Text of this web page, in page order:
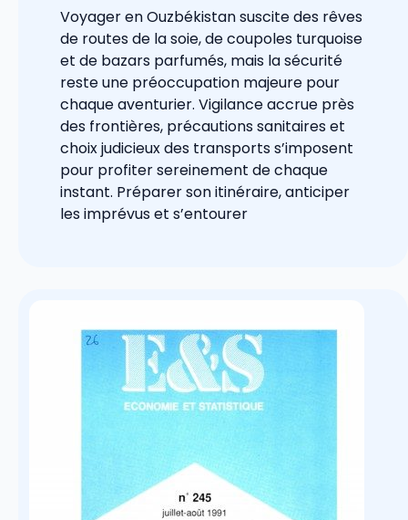
Voyager en Ouzbékistan suscite des rêves
de routes de la soie, de coupoles turquoise
et de bazars parfumés, mais la sécurité
reste une préoccupation majeure pour
chaque aventurier. Vigilance accrue près
des frontières, précautions sanitaires et
choix judicieux des transports s’imposent
pour profiter sereinement de chaque
instant. Préparer son itinéraire, anticiper
les imprévus et s’entourer